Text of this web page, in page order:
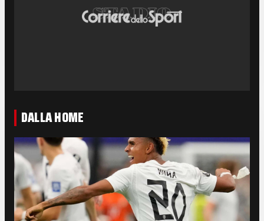
DALLA HOME